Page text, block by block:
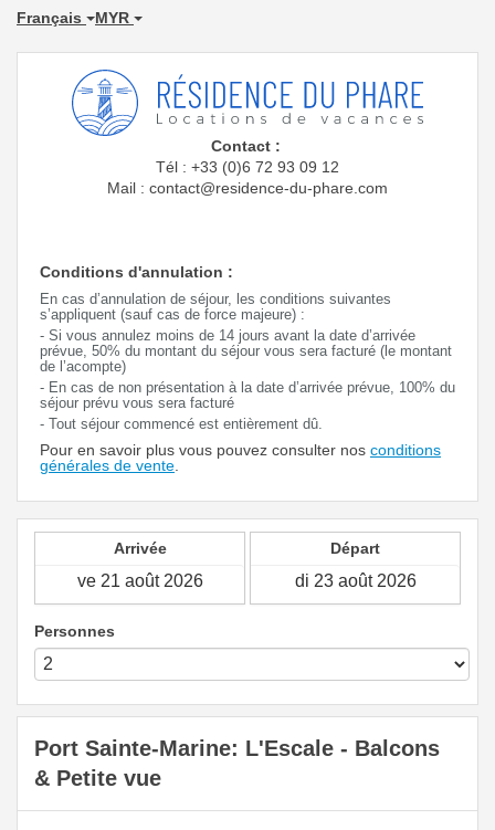
Français MYR
Contact :
Tél : +33 (0)6 72 93 09 12
Mail : contact@residence-du-phare.com
Conditions d'annulation :
En cas d’annulation de séjour, les conditions suivantes
s’appliquent (sauf cas de force majeure) :
- Si vous annulez moins de 14 jours avant la date d’arrivée
prévue, 50% du montant du séjour vous sera facturé (le montant
de l’acompte)
- En cas de non présentation à la date d’arrivée prévue, 100% du
séjour prévu vous sera facturé
- Tout séjour commencé est entièrement dû.
Pour en savoir plus vous pouvez consulter nos conditions
générales de vente
Arrivée Départ
Personnes
Port Sainte-Marine: L'Escale - Balcons
& Petite vue